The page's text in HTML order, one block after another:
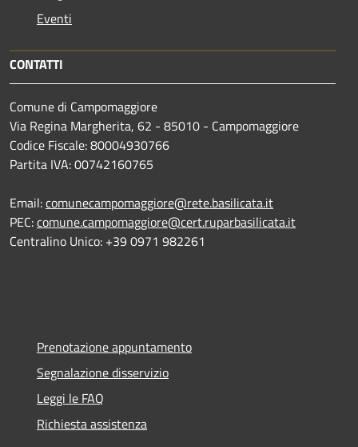
Eventi
CONTATTI
Comune di Campomaggiore
Via Regina Margherita, 62 - 85010 - Campomaggiore
Codice Fiscale: 80004930766
Partita IVA: 00742160765
Email:comunecampomaggiore@rete.basilicata.it
PEC:comune.campomaggiore@cert.ruparbasilicata.it
Centralino Unico: +39 0971 982261
Prenotazione appuntamento
Segnalazione disservizio
Leggi le FAQ
Richiesta assistenza